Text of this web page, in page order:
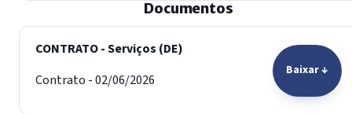
Documentos
CONTRATO - Serviços (DE)
Contrato - 02/06/2026
Baixar ↓